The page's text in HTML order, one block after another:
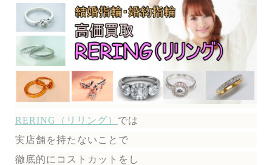
RERING（リリング） では
実店舗を持たないことで
徹底的にコストカットをし